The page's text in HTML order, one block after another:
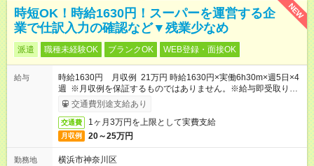
NEW
時短OK！時給1630円！スーパーを運営する企
業で仕訳入力の確認など▼残業少なめ
派遣 職種未経験OK ブランクOK WEB登録・面接OK
給与
時給1630円 月収例 21万円 時給1630円×実働6h30m×週5日×4
週 ※月収例を保証するものではありません。※給与即受取りサ
ービス利用可（利用条件有）
交通費別途支給あり
交通費 1ヶ月3万円を上限として実費支給
月収例 20～25万円
勤務地
横浜市神奈川区